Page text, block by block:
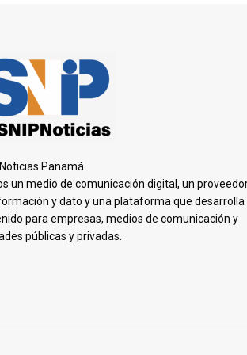
Panamá
un medio de comunicación digital, un
y dato y una plataforma que desarrolla
para empresas, medios de comunicación y
públicas y privadas.